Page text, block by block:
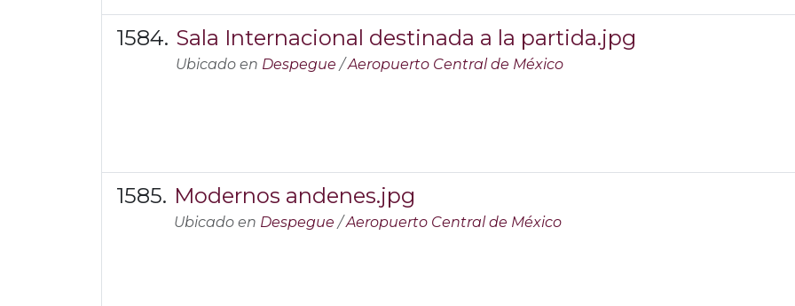
Sala Internacional destinada a la partida.jpg
Ubicado en Despegue /Aeropuerto Central de México
Modernos andenes.jpg
Ubicado en Despegue /Aeropuerto Central de México